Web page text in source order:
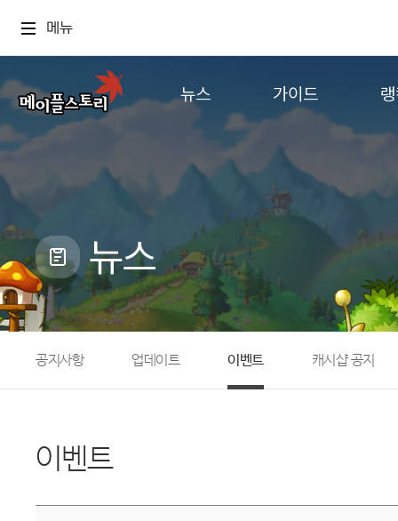
메뉴
뉴스
공지사항
업데이트
캐시샵 공지
메이플 알림판
with maple
가이드
게임정보
직업소개
확률형 아이템
NEXON NOW
뉴스
공지사항 업데이트 이벤트 캐시샵 공지
이벤트